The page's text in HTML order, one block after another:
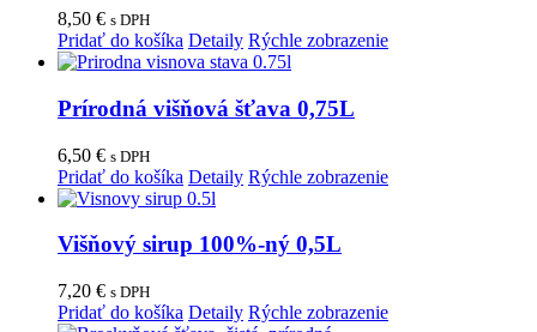
8,50 € s DPH
Pridať do košíka Detaily Rýchle zobrazenie
Prírodná višňová šťava 0,75L
6,50 € s DPH
Pridať do košíka Detaily Rýchle zobrazenie
Višňový sirup 100%-ný 0,5L
7,20 € s DPH
Pridať do košíka Detaily Rýchle zobrazenie